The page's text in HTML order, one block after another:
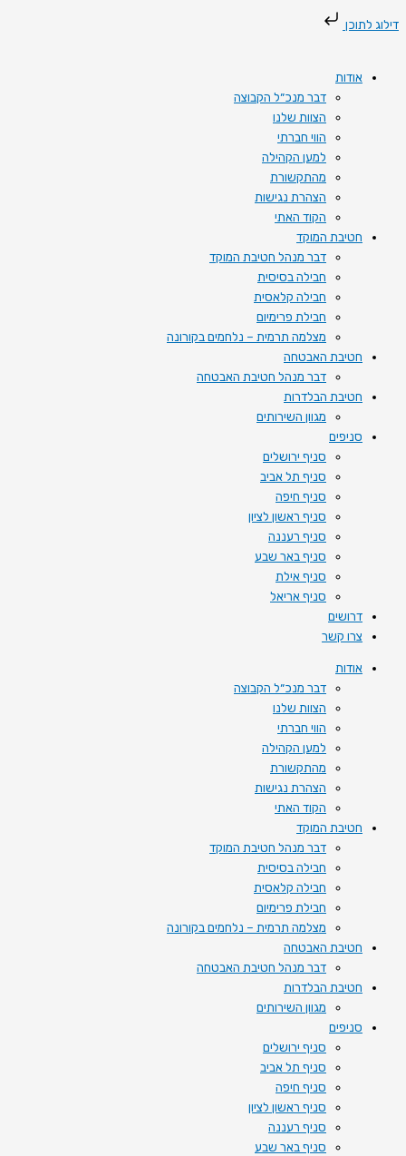
דילוג לתוכן
לתוכן
אודות
דבר מנכ״ל הקבוצה
הצוות שלנו
הווי חברתי
למען הקהילה
מהתקשורת
הצהרת נגישות
הקוד האתי
חטיבת המוקד
דבר מנהל חטיבת המוקד
חבילה בסיסית
חבילה קלאסית
חבילת פרימיום
מצלמה תרמית – נלחמים בקורונה
חטיבת האבטחה
דבר מנהל חטיבת האבטחה
חטיבת הבלדרות
מגוון השירותים
סניפים
סניף ירושלים
סניף תל אביב
סניף חיפה
סניף ראשון לציון
סניף רעננה
סניף באר שבע
סניף אילת
סניף אריאל
דרושים
צרו קשר
אודות
דבר מנכ״ל הקבוצה
הצוות שלנו
הווי חברתי
למען הקהילה
מהתקשורת
הצהרת נגישות
הקוד האתי
חטיבת המוקד
דבר מנהל חטיבת המוקד
חבילה בסיסית
חבילה קלאסית
חבילת פרימיום
מצלמה תרמית – נלחמים בקורונה
חטיבת האבטחה
דבר מנהל חטיבת האבטחה
חטיבת הבלדרות
מגוון השירותים
סניפים
סניף ירושלים
סניף תל אביב
סניף חיפה
סניף ראשון לציון
סניף רעננה
סניף באר שבע